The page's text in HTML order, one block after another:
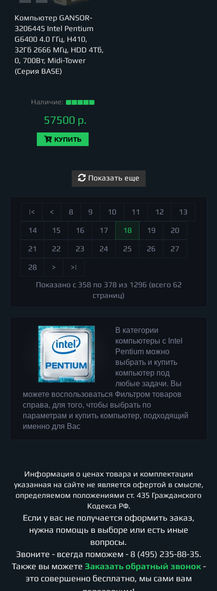
Компьютер GANSOR-
3206445 Intel Pentium
G6400 4.0 ГГц, H410,
32Гб 2666 МГц, HDD 4Тб,
0, 700Вт, Midi-Tower
(Серия BASE)
Наличие:
57500 р.
КУПИТЬ
Показать еще
|< < 8 9 10 11 12
13
14
15 16 17 18 19
20
21
22 23 24 25 26
27
28
>
>|
Показано с 358 по 378 из 1296 (всего 62
страниц)
В категории
компьютеры с Intel
Pentium можно
выбрать и купить
компьютер под
любые задачи. Вы
можете воспользоваться Фильтром товаров
справа, для того, чтобы выбрать по
параметрам и купить компьютер, подходящий
именно для Вас
Информация о ценах товара и комплектации
указанная на сайте не является офертой в смысле,
определяемом положениями ст. 435 Гражданского
Кодекса РФ.
Если у вас не получается оформить заказ,
нужна помощь в выборе или есть иные
вопросы.
Звоните - всегда поможем - 8 (495) 235-88-35.
Также вы можете Заказать обратный звонок -
это совершенно бесплатно, мы сами вам